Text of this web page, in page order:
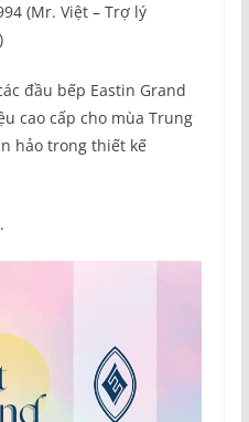
(Mr. Việt – Trợ lý
đầu bếp Eastin Grand
cao cấp cho mùa Trung
hảo trong thiết kế